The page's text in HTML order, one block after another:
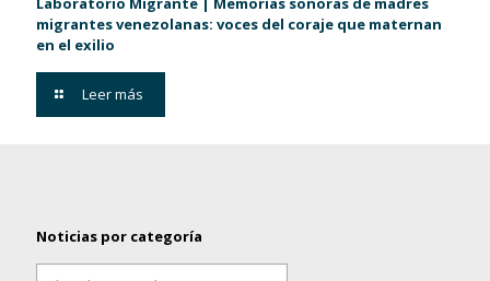
migrantes venezolanas: voces del coraje que maternan
en el exilio
Leer más
Noticias por categoría